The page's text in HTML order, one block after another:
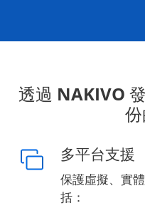
透過 NAKIVO
多平台支援
保護虛擬、實
括：